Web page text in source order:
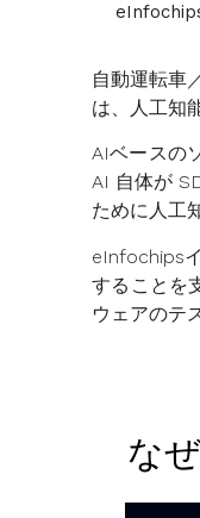
自動運転車
は、人工知
AIベースの
AI 自体が
ために人工
eInfochips
することを
ウェアのテ
な